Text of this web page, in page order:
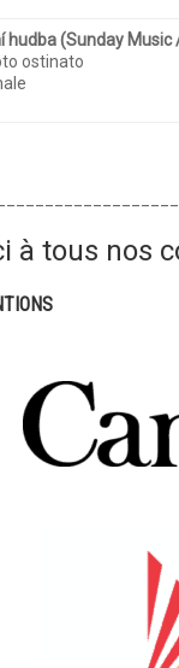
hudba (Sunday
ostinato
à tous nos